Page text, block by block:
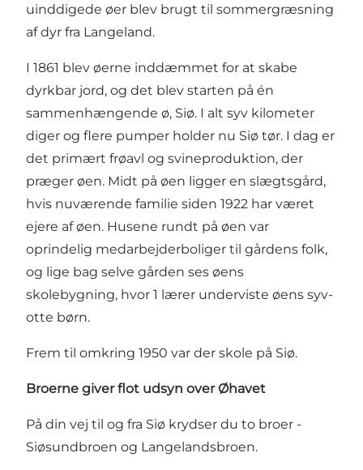
uinddigede øer blev brugt til sommergræsning
af dyr fra Langeland.
I 1861 blev øerne inddæmmet for at skabe
dyrkbar jord, og det blev starten på én
sammenhængende ø, Siø. I alt syv kilometer
diger og flere pumper holder nu Siø tør. I dag er
det primært frøavl og svineproduktion, der
præger øen. Midt på øen ligger en slægtsgård,
hvis nuværende familie siden 1922 har været
ejere af øen. Husene rundt på øen var
oprindelig medarbejderboliger til gårdens folk,
og lige bag selve gården ses øens
skolebygning, hvor 1 lærer underviste øens syv-
otte børn.
Frem til omkring 1950 var der skole på Siø.
Broerne giver flot udsyn over Øhavet
På din vej til og fra Siø krydser du to broer -
Siøsundbroen og Langelandsbroen.